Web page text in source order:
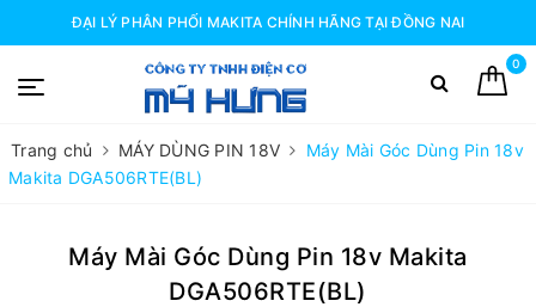
ĐẠI LÝ PHÂN PHỐI MAKITA CHÍNH HÃNG TẠI ĐỒNG NAI
0
Trang chủ MÁY DÙNG PIN 18V
Máy Mài Góc Dùng Pin 18v
Makita DGA506RTE(BL)
Máy Mài Góc Dùng Pin 18v Makita
DGA506RTE(BL)